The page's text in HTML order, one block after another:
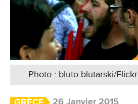
Photo : bluto blutarski/Flickr
GRÈCE
26 Janvier 2015